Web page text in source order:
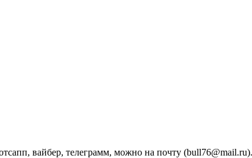
вайбер, телеграмм, можно на почту (bull76@mail.ru).